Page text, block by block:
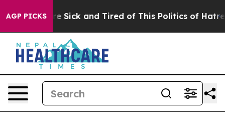
AGP PICKSAre Sick and Tired of This Politics of Hatred”